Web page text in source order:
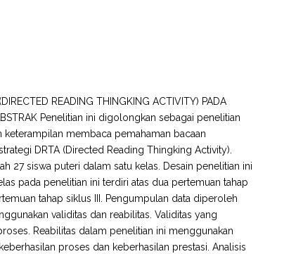
READING THINGKING ACTIVITY) PADA
Penelitian ini digolongkan sebagai penelitian
membaca pemahaman bacaan
DRTA (Directed Reading Thingking Activity).
27 siswa puteri dalam satu kelas. Desain penelitian ini
pada penelitian ini terdiri atas dua pertemuan tahap
tahap siklus III. Pengumpulan data diperoleh
validitas dan reabilitas. Validitas yang
Reabilitas dalam penelitian ini menggunakan
proses dan keberhasilan prestasi. Analisis